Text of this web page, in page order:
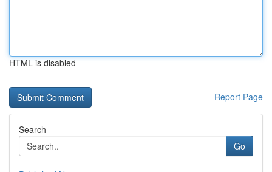
HTML is disabled
Report Page
Search
Go